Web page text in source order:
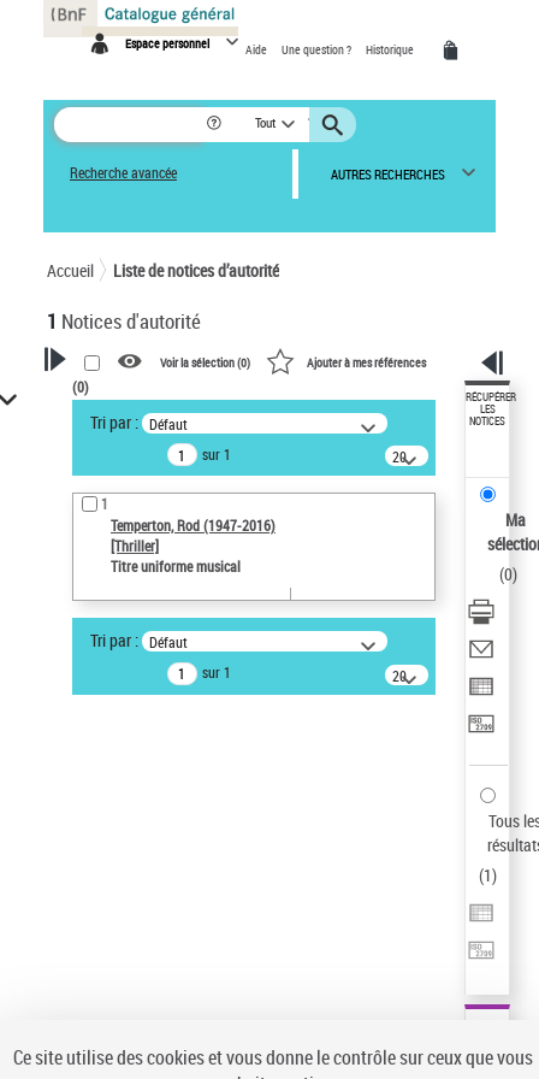
Espace personnel Aide Une question ? Historique
Tout
Recherche avancée AUTRES RECHERCHES
Accueil Liste de notices d’autorité
1 Notices d'autorité
VOTRE RECHERCHE
Recherche avancée dans les
notices d’autorité
Œuvres liées à l'auteur :
Temperton, Rod (1947-2016)
Type de notice d'autorité
Type de notice d'autorité
Voir la sélection (0) Ajouter à mes références
(0)
Tri par : Défaut
sur 1
20
résultats/page
1
Temperton, Rod (1947-2016)
[Thriller]
Titre uniforme musical
Tri par : Défaut
sur 1
20
résultats/page
RÉCUPÉRER
LES
NOTICES
Ma
(0)
Tous
(1)
Panneau de gestion des cookies
Ce site utilise des cookies et vous donne le contrôle sur ceux que vous